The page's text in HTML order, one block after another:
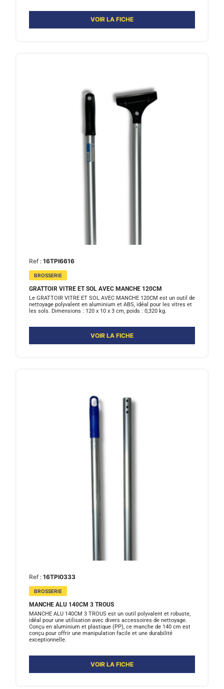
VOIR LA FICHE
Ref : 16TPI6616
BROSSERIE
GRATTOIR VITRE ET SOL AVEC MANCHE 120CM
Le GRATTOIR VITRE ET SOL AVEC MANCHE 120CM est un outil de
nettoyage polyvalent en aluminium et ABS, idéal pour les vitres et
les sols. Dimensions : 120 x 10 x 3 cm, poids : 0,320 kg.
VOIR LA FICHE
Ref : 16TPI0333
BROSSERIE
MANCHE ALU 140CM 3 TROUS
MANCHE ALU 140CM 3 TROUS est un outil polyvalent et robuste,
idéal pour une utilisation avec divers accessoires de nettoyage.
Conçu en aluminium et plastique (PP), ce manche de 140 cm est
conçu pour offrir une manipulation facile et une durabilité
exceptionnelle.
VOIR LA FICHE